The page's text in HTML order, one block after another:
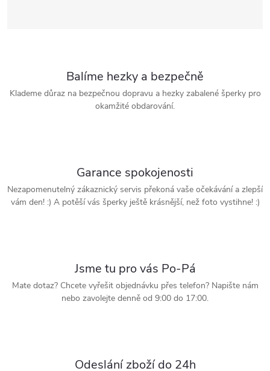
Balíme hezky a bezpečně
Klademe důraz na bezpečnou dopravu a hezky zabalené šperky pro
okamžité obdarování.
Garance spokojenosti
Nezapomenutelný zákaznický servis překoná vaše očekávání a zlepší
vám den! :) A potěší vás šperky ještě krásnější, než foto vystihne! :)
Jsme tu pro vás Po-Pá
Mate dotaz? Chcete vyřešit objednávku přes telefon? Napište nám
nebo zavolejte denně od 9:00 do 17:00.
Odeslání zboží do 24h